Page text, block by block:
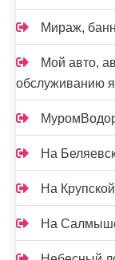
Мираж,
Мой авто,
обслуживанию
На
На
На